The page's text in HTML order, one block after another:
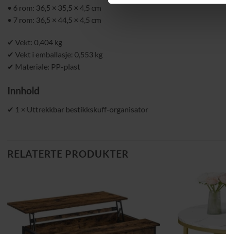
• 6 rom: 36,5 × 35,5 × 4,5 cm
• 7 rom: 36,5 × 44,5 × 4,5 cm
✔ Vekt: 0,404 kg
✔ Vekt i emballasje: 0,553 kg
✔ Materiale: PP-plast
Innhold
✔ 1 × Uttrekkbar bestikkskuff-organisator
RELATERTE PRODUKTER